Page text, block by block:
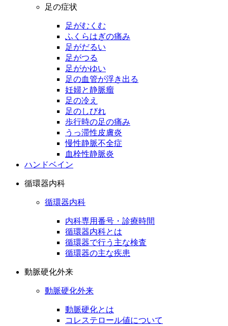
足の症状
足がむくむ
ふくらはぎの痛み
足がだるい
足がつる
足がかゆい
足の血管が浮き出る
妊婦と静脈瘤
足の冷え
足のしびれ
歩行時の足の痛み
うっ滞性皮膚炎
慢性静脈不全症
血栓性静脈炎
ハンドベイン
循環器内科
循環器内科
内科専用番号・診療時間
循環器内科とは
循環器で行う主な検査
循環器の主な疾患
動脈硬化外来
動脈硬化外来
動脈硬化とは
コレステロール値について